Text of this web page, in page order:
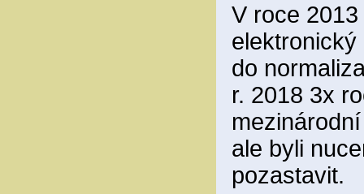
V roce
do
r. 2018 3x
ale byli
pozastavit.